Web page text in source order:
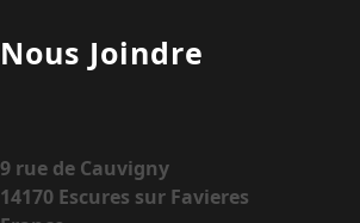
Nous Joindre
9 rue de Cauvigny
14170 Escures sur Favieres